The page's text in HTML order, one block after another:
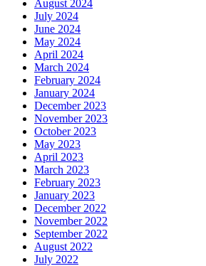
August 2024
July 2024
June 2024
May 2024
April 2024
March 2024
February 2024
January 2024
December 2023
November 2023
October 2023
May 2023
April 2023
March 2023
February 2023
January 2023
December 2022
November 2022
September 2022
August 2022
July 2022